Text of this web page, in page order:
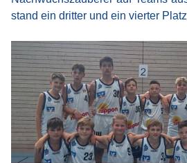
stand ein dritter und ein vierter